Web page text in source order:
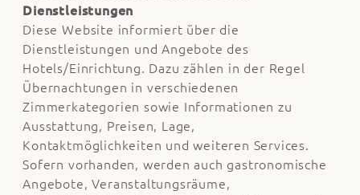
Dienstleistungen
Diese Website informiert über die
Dienstleistungen und Angebote des
Hotels/Einrichtung. Dazu zählen in der Regel
Übernachtungen in verschiedenen
Zimmerkategorien sowie Informationen zu
Ausstattung, Preisen, Lage,
Kontaktmöglichkeiten und weiteren Services.
Sofern vorhanden, werden auch gastronomische
Angebote, Veranstaltungsräume,